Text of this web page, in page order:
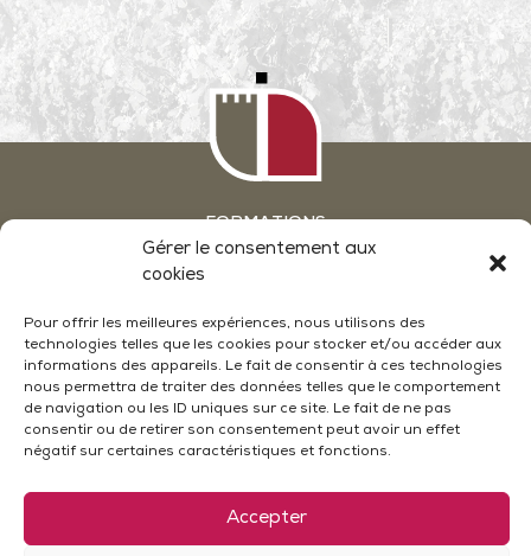
Gérer le consentement aux
cookies
Pour offrir les meilleures expériences, nous utilisons des
technologies telles que les cookies pour stocker et/ou accéder aux
informations des appareils. Le fait de consentir à ces technologies
nous permettra de traiter des données telles que le comportement
de navigation ou les ID uniques sur ce site. Le fait de ne pas
consentir ou de retirer son consentement peut avoir un effet
négatif sur certaines caractéristiques et fonctions.
Accepter
FORMATIONS
GROUPES & SÉMINAIRES
ATELIERS OENOLOGIE EN WEEKEND
CONDITIONS GÉNÉRALES DE VENTE
MENTIONS LÉGALES
POLITIQUE DE CONFIDENTIALITÉ
POLITIQUE DE COOKIES (UE)
PLAN DU SITE
Le Château - 26790 Suze La Rousse